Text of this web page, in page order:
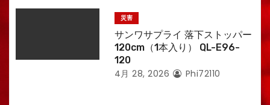
災害
サンワサプライ 落下ストッパー
120cm（1本入り） QL-E96-
120
4月 28, 2026 Phi72110